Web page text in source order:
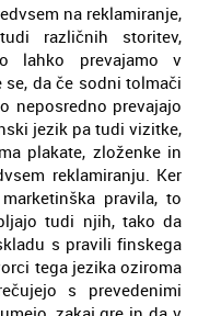
na reklamiranje,
različnih storitev,
lahko prevajamo v
da če sodni tolmači
neposredno prevajajo
jezik pa tudi vizitke,
plakate, zloženke in
reklamiranju. Ker
pravila, to
tudi njih, tako da
s pravili finskega
tega jezika oziroma
s prevedenimi